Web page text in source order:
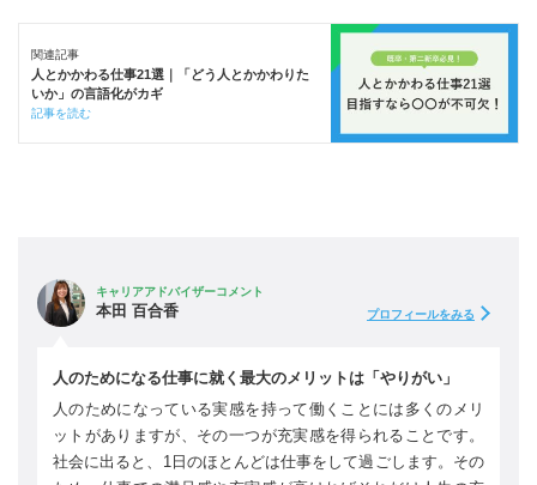
関連記事
人とかかわる仕事21選｜「どう人とかかわりた
いか」の言語化がカギ
記事を読む
キャリアアドバイザーコメント
本田 百合香 プロフィールをみる
人のためになる仕事に就く最大のメリットは「やりがい」
人のためになっている実感を持って働くことには多くのメリ
ットがありますが、その一つが充実感を得られることです。
社会に出ると、1日のほとんどは仕事をして過ごします。その